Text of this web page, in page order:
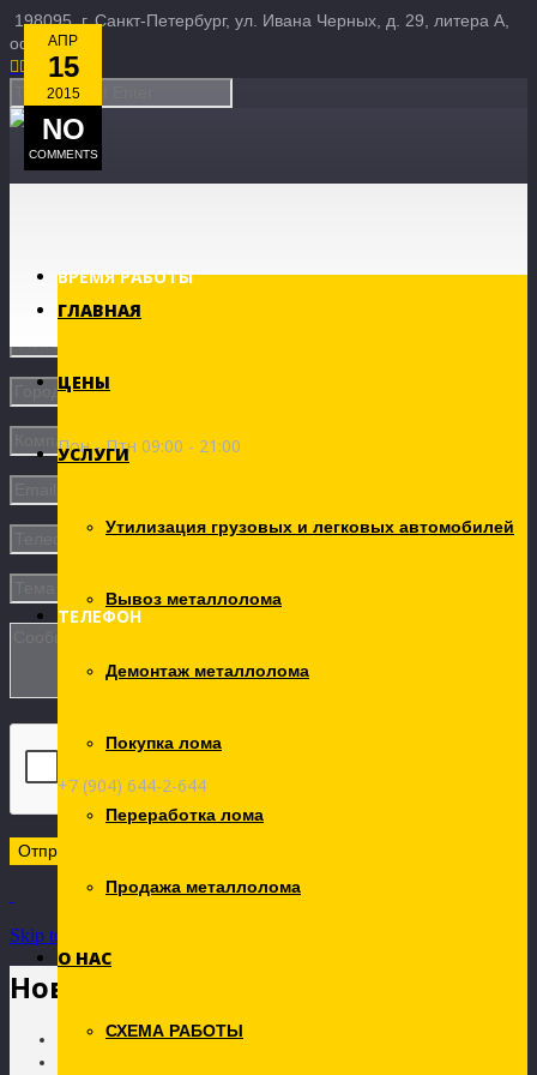
198095, г. Санкт-Петербург, ул. Ивана Черных, д. 29, литера А,
офис 3Б
 
ВРЕМЯ РАБОТЫ
Пон - Птн 09:00 - 21:00
ТЕЛЕФОН
+7 (904) 644-2-644
ГЛАВНАЯ
ЦЕНЫ
УСЛУГИ
Утилизация грузовых и легковых автомобилей
Вывоз металлолома
Демонтаж металлолома
Покупка лома
Переработка лома
Продажа металлолома
О НАС
СХЕМА РАБОТЫ
Skip to Content
Новости
Главная
АПР
15
2015
NO
COMMENTS